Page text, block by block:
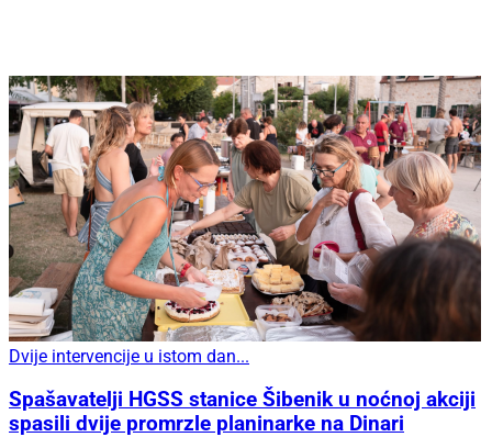
Dvije intervencije u istom dan...
Spašavatelji HGSS stanice Šibenik u noćnoj akciji
spasili dvije promrzle planinarke na Dinari